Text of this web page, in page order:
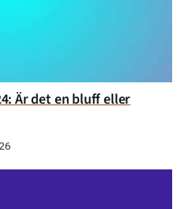
Är det en bluff eller